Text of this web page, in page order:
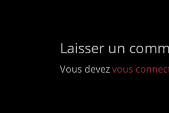
Laisser un
Vous devezvous